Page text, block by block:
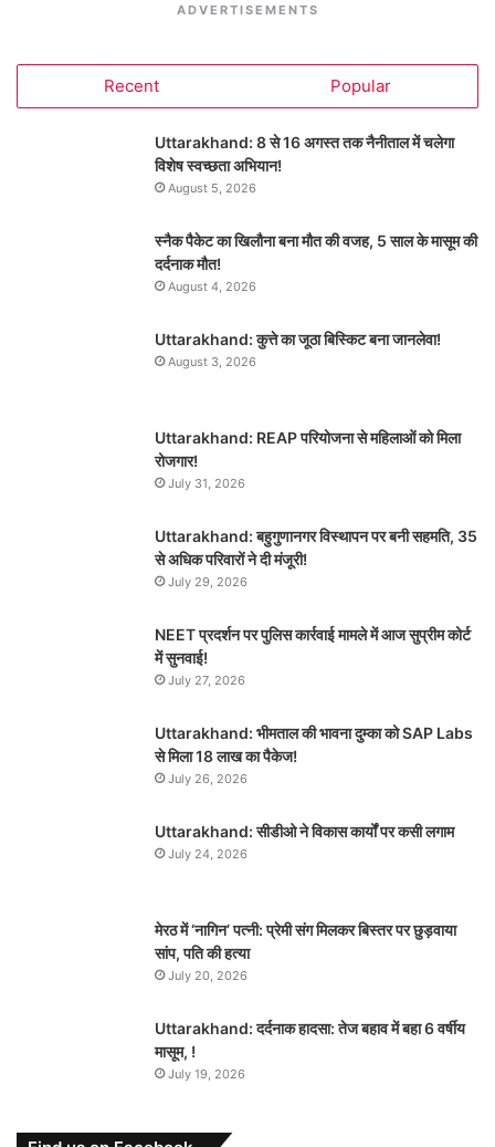
ADVERTISEMENTS
Recent Popular
Uttarakhand: 8 से 16 अगस्त तक नैनीताल में चलेगा
विशेष स्वच्छता अभियान!
August 5, 2026
स्नैक पैकेट का खिलौना बना मौत की वजह, 5 साल के मासूम की
दर्दनाक मौत!
August 4, 2026
Uttarakhand: कुत्ते का जूठा बिस्किट बना जानलेवा!
August 3, 2026
Uttarakhand: REAP परियोजना से महिलाओं को मिला
रोजगार!
July 31, 2026
Uttarakhand: बहुगुणानगर विस्थापन पर बनी सहमति, 35
से अधिक परिवारों ने दी मंजूरी!
July 29, 2026
NEET प्रदर्शन पर पुलिस कार्रवाई मामले में आज सुप्रीम कोर्ट
में सुनवाई!
July 27, 2026
Uttarakhand: भीमताल की भावना दुम्का को SAP Labs
से मिला 18 लाख का पैकेज!
July 26, 2026
Uttarakhand: सीडीओ ने विकास कार्यों पर कसी लगाम
July 24, 2026
मेरठ में ‘नागिन’ पत्नी: प्रेमी संग मिलकर बिस्तर पर छुड़वाया
सांप, पति की हत्या
July 20, 2026
Uttarakhand: दर्दनाक हादसा: तेज बहाव में बहा 6 वर्षीय
मासूम, !
July 19, 2026